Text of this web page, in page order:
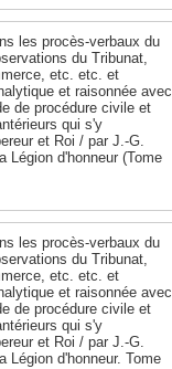
les procès-verbaux du
du Tribunat,
etc. etc. et
et raisonnée avec
de procédure civile et
qui s'y
et Roi / par J.-G.
Légion d'honneur (Tome
les procès-verbaux du
du Tribunat,
etc. etc. et
et raisonnée avec
de procédure civile et
qui s'y
et Roi / par J.-G.
Légion d'honneur. Tome